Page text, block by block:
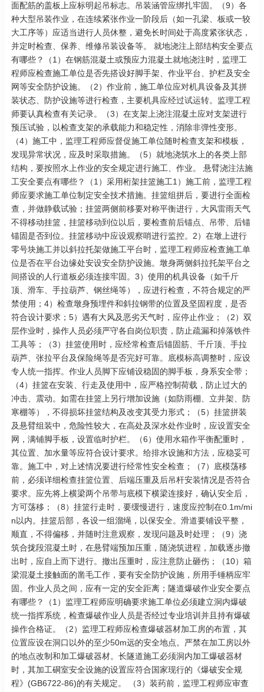
面配筋的盖板上应标明起吊标志。吊装涵管应绑扎牢固。（9）各
种大型吊装作业，在连续紧张作业一阶段后（如一孔梁、板或一较
大工序等）应适当进行人员休整，避免长时间处于高度紧张状态，
并定时检查、保养、维修吊装设备等。 就地浇注上部结构安全要点
有哪些？（1）在钢筋混凝土或预应力混凝土就地浇注时，监理工
程师应检查施工单位是否先搭设好脚手架、作业平台、护栏及安全
网等安全防护设施。（2）作业前，施工单位应对机具设备及其拼
装状态、防护设施等进行检查，主要机具应经过试运转。监理工程
师要认真检查有关记录。（3）在支架上浇注混凝土应对支架进行
预压试验，以检查支架的承载能力和稳定性，消除非弹性变形。
（4）施工中，监理工程师应督促施工单位随时检查支架和模板，
发现异常状况，应及时采取措施。（5）就地浇筑水上的各类上部
结构，要按照水上作业的安全规定进行施工、作业。 悬臂浇注法施
工安全要点有哪些？（1）采用桁架挂篮施工1）施工前，监理工程
师应要求施工单位制定安全技术措施。挂篮组拼后，要进行全面检
查，并做静载试验；挂篮两侧前移要对称平衡进行，大风雷雨天气
不得移动挂篮，挂篮移动到位以后，要检查前后锚点、吊带、后锚
锚固是否到位。挂篮移动中应设观察哨进行监控。2）在墩上进行
零号块施工并以斜拉托架做施工平台时，监理工程师应检查施工单
位是否在平台边缘处安设安全防护设施。墩身两侧斜拉托架平台之
间搭设的人行道板必须连接牢固。3）使用的机具设备（如千斤
顶、滑车、手拉葫芦、钢丝绳等），应进行检查，不符合规定的严
禁使用；4）检查墩身预埋件和斜拉钢带的位置及坚固程度，是否
符合设计要求；5）遇有大风及恶劣天气时，应停止作业；（2）双
层作业时，操作人员必须严守各自岗位职责，防止疏漏和掉落铁件
工具等；（3）挂篮使用时，应经常检查后锚固筋、千斤顶、手拉
葫芦、张拉平台及保险绳等是否完好可靠。底模标高调整时，应设
专人统一指挥。作业人员脚下应铺设稳固的脚手板，身系安全带；
（4）挂篮在安装、行走及使用中，应严格控制荷载，防止过大的
冲击、震动。如需在挂篮上另行增加设施（如防雨棚、立井架、防
寒棚等），不得损坏挂篮结构及改变其受力形式；（5）挂篮拼装
及悬臂组装中，危险性较大，在高处及深水处作业时，应设置安全
网，满铺脚手板，设置临时护栏。（6）使用水箱作平衡配重时，
其位置、加水量等应符合设计要求。给排水设施和方法，应稳妥可
靠。施工中，对上述情况要进行经常性安全检查；（7）底模荡移
前，必须详细检查挂篮位置、后端压重及后吊杆安装情况是否符合
要求。应先将上横梁两个吊带与底模下横梁连接好，确认安全后，
方可荡移；（8）挂篮行走时，要缓慢进行，速度应控制在0.1m/mi
n以内。挂篮后部，各设一组溜绳，以保安全。滑道要铺设平整，
顺直，不得偏移，并随时注意观察，发现问题及时处理；（9）浇
筑合拢段混凝土时，在悬臂端预加压重，随浇筑进程，加载逐步撤
出时，应自上而下进行。撤出压重时，应注意防止砸伤；（10）箱
梁混凝土接触面的凿毛工作，要有安全防护设施，所用手锤柄应牢
固。作业人员之间，应有一定的安全距离；隧道爆破作业安全要点
有哪些？（1）监理工程师应明确要求施工单位必须建立洞内爆破
统一指挥系统，检查爆破作业人员是否经过专业培训并且持有爆破
操作合格证。（2）监理工程师应检查爆破器材加工房的布置，其
位置应设在洞口以外的至少50m远的安全地点。严禁在加工房以外
的地点改制和加工爆破器材。长隧道施工必须洞内加工爆破器材
时，其加工硐室安全设施的设置应符合国家现行的《爆破安全规
程》(GB6722-86)的有关规定。 （3）装药前，监理工程师应审查